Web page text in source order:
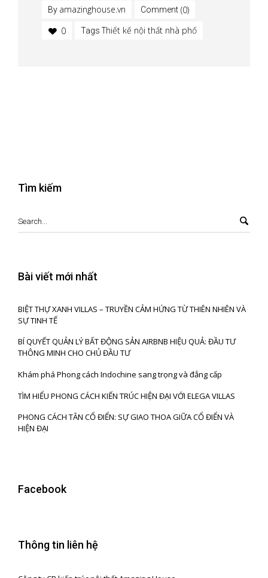
By amazinghouse.vn Comment (0)
0
TagsThiết kế nội thất nhà phố
Tìm kiếm
Bài viết mới nhất
BIỆT THỰ XANH VILLAS – TRUYỀN CẢM HỨNG TỪ THIÊN NHIÊN VÀ
SỰ TINH TẾ
BÍ QUYẾT QUẢN LÝ BẤT ĐỘNG SẢN AIRBNB HIỆU QUẢ: ĐẦU TƯ
THÔNG MINH CHO CHỦ ĐẦU TƯ
Khám phá Phong cách Indochine sang trọng và đẳng cấp
TÌM HIỂU PHONG CÁCH KIẾN TRÚC HIỆN ĐẠI VỚI ELEGA VILLAS
PHONG CÁCH TÂN CỔ ĐIỂN: SỰ GIAO THOA GIỮA CỔ ĐIỂN VÀ
HIỆN ĐẠI
Facebook
Thông tin liên hệ